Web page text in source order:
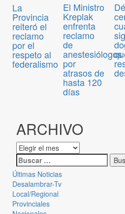
La
Provincia
reiteró el
reclamo
por el
respeto al
federalismo
El Ministro
Kreplak
enfrenta
reclamo
de
anestesiólogos
por
atrasos de
hasta 120
días
ARCHIVO
Últimas Noticias
Desalambrar-Tv
Local/Regional
Provinciales